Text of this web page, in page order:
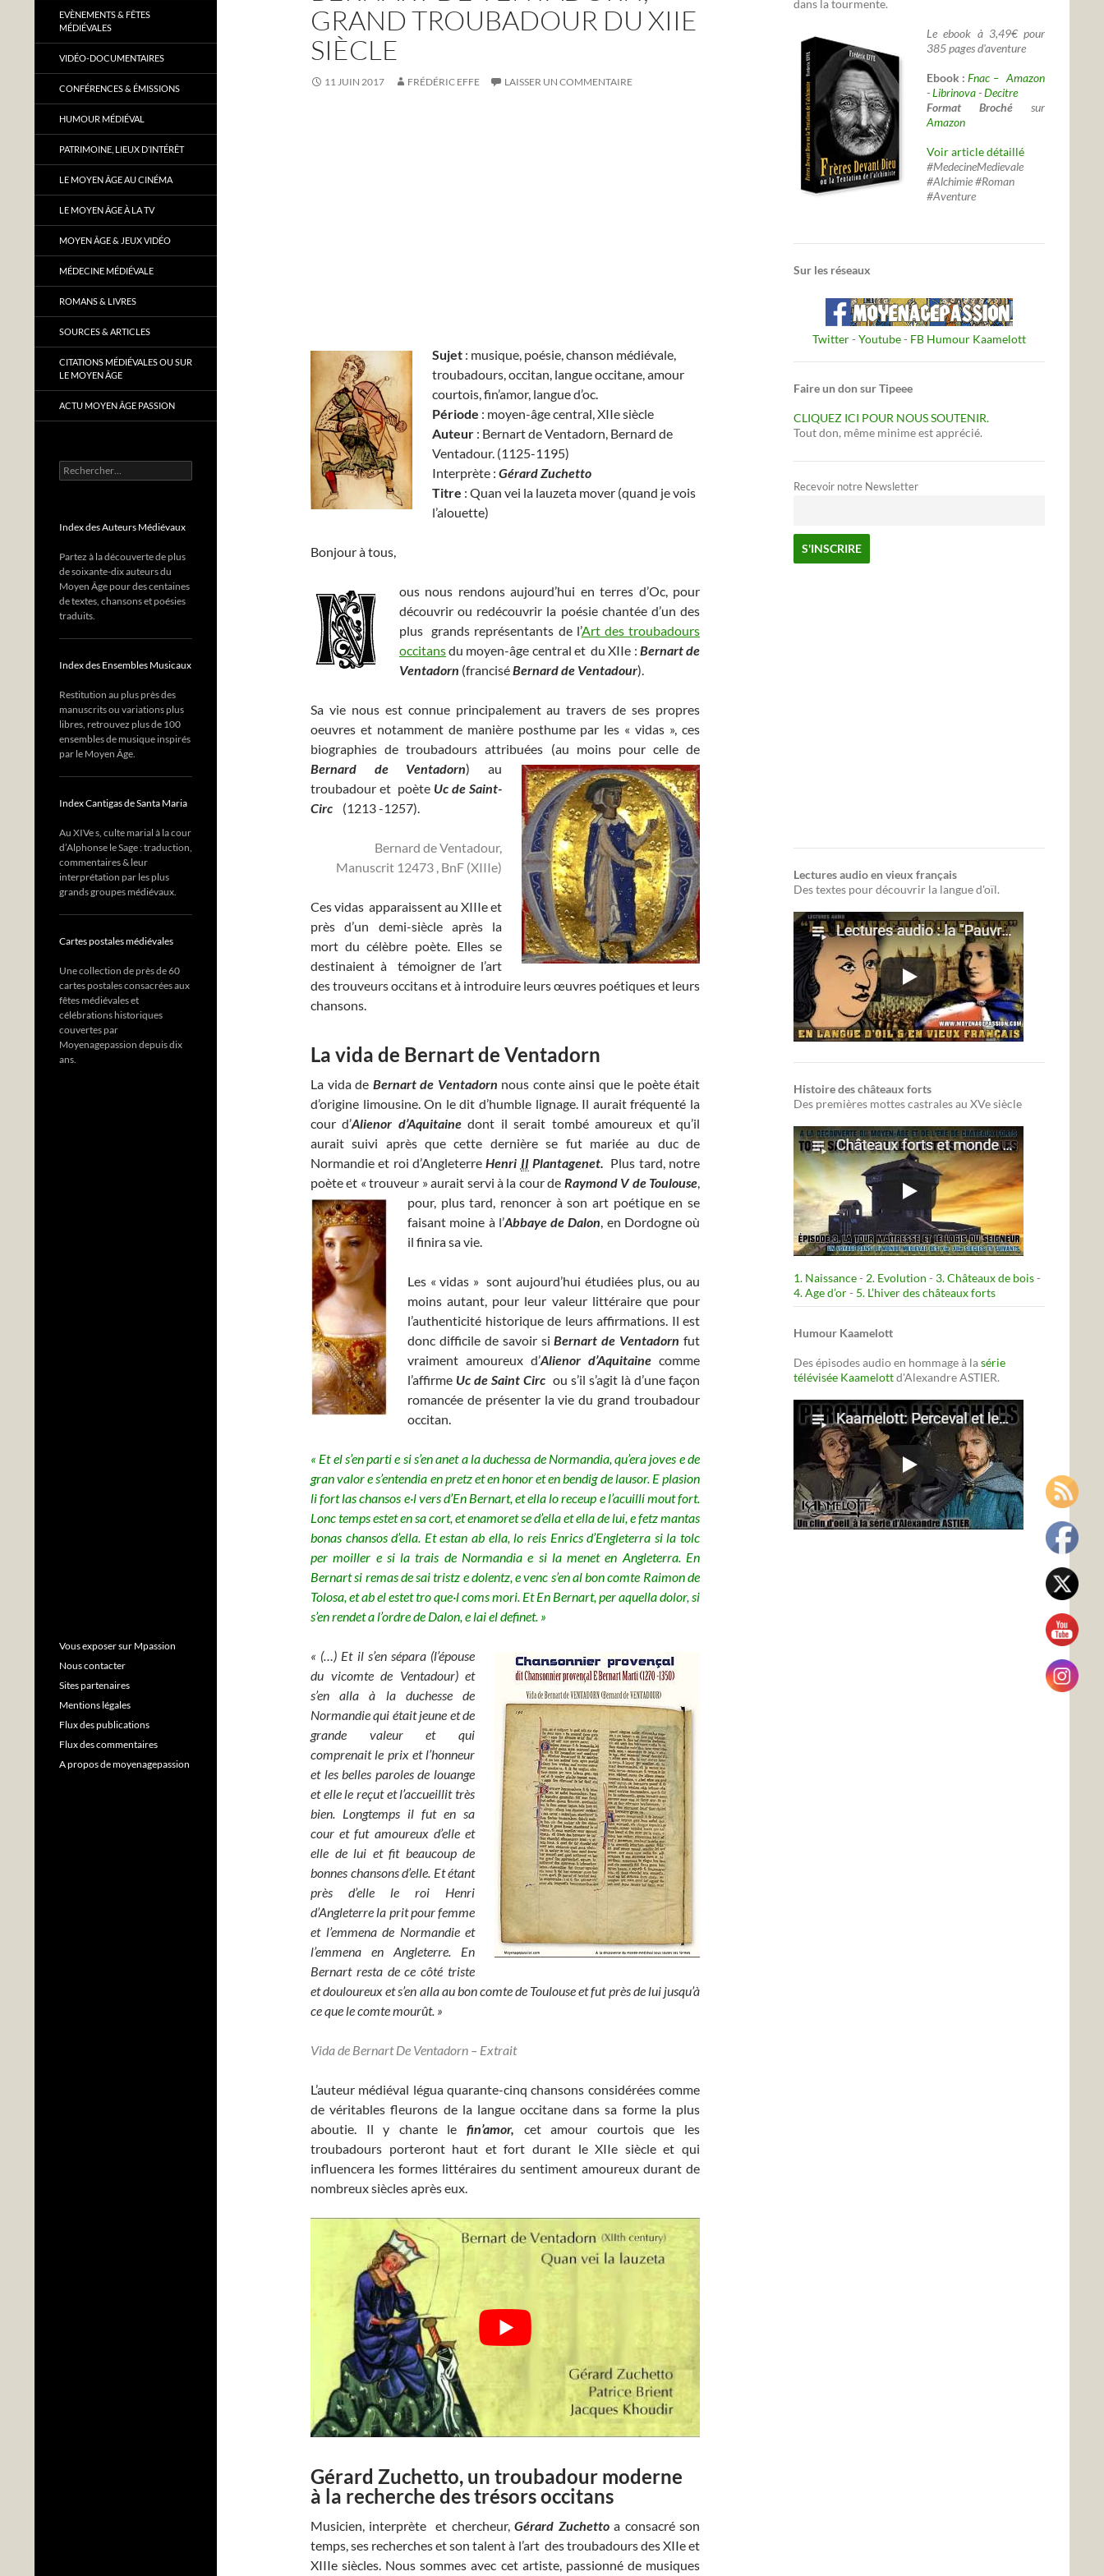
GRAND TROUBADOUR DU XIIE
SIÈCLE
11 JUIN 2017 FRÉDÉRIC EFFE LAISSER UN COMMENTAIRE
Sujet : musique, poésie, chanson médiévale,
troubadours, occitan, langue occitane, amour
courtois, fin’amor, langue d’oc.
Période : moyen-âge central, XIIe siècle
Auteur : Bernart de Ventadorn, Bernard de
Ventadour. (1125-1195)
Interprète : Gérard Zuchetto
Titre : Quan vei la lauzeta mover (quand je vois
l’alouette)
Bonjour à tous,
ous nous rendons aujourd’hui en terres d’Oc, pour
découvrir ou redécouvrir la poésie chantée d’un des
plus grands représentants de l’Art des troubadours
occitansdu moyen-âge central et du XIIe : Bernart de
Ventadorn (franciséBernard de Ventadour).
Sa vie nous est connue principalement au travers de ses propres
oeuvres et notamment de manière posthume par les « vidas », ces
biographies de troubadours attribuées (au moins pour celle de
Bernard de Ventadorn) au
troubadour et poète Uc de Saint-
Circ
(1213 -1257).
Bernard de Ventadour,
Manuscrit 12473 , BnF (XIIIe)
Ces vidas apparaissent au XIIIe et
près d’un demi-siècle après la
mort du célèbre poète. Elles se
destinaient à témoigner de l’art
des trouveurs occitans et à introduire leurs œuvres poétiques et leurs
chansons.
La vida de Bernart de Ventadorn
La vida de Bernart de Ventadorn nous conte ainsi que le poète était
d’origine limousine. On le dit d’humble lignage. Il aurait fréquenté la
cour d’Alienor d’Aquitaine dont il serait tombé amoureux et qu’il
aurait suivi après que cette dernière se fut mariée au duc de
Normandie et roi d’AngleterreHenri IIPlantagenet. Plus tard, notre
poète et « trouveur » aurait servi à la cour de Raymond V de Toulouse,
pour, plus tard, renoncer à son art poétique en se
faisant moine à l’Abbaye de Dalon, en Dordogne où
il finira sa vie.
Les « vidas » sont aujourd’hui étudiées plus, ou au
moins autant, pour leur valeur littéraire que pour
l’authenticité historique de leurs affirmations. Il est
donc difficile de savoir siBernart de Ventadorn fut
vraiment amoureux d’Alienor d’Aquitaine comme
l’affirme Uc de Saint Circ ou s’il s’agit là d’une façon
romancée de présenter la vie du grand troubadour
occitan.
« Et el s’en parti e si s’en anet a la duchessa de Normandia, qu’era joves e de
gran valor e s’entendia en pretz et en honor et en bendig de lausor. E plasion
li fort las chansos e·l vers d’En Bernart, et ella lo receup e l’acuilli mout fort.
Lonc temps estet en sa cort, et enamoret se d’ella et ella de lui, e fetz mantas
bonas chansos d’ella. Et estan ab ella, lo reis Enrics d’Engleterra si la tolc
per moiller e si la trais de Normandia e si la menet en Angleterra. En
Bernart si remas de sai tristz e dolentz, e venc s’en al bon comte Raimon de
Tolosa, et ab el estet tro que·l coms mori. Et En Bernart, per aquella dolor, si
s’en rendet a l’ordre de Dalon, e lai el definet. »
« (…) Et il s’en sépara (l’épouse
du vicomte de Ventadour) et
s’en alla à la duchesse de
Normandie qui était jeune et de
grande valeur et qui
comprenait le prix et l’honneur
et les belles paroles de louange
et elle le reçut et l’accueillit très
bien. Longtemps il fut en sa
cour et fut amoureux d’elle et
elle de lui et fit beaucoup de
bonnes chansons d’elle. Et étant
près d’elle le roi Henri
d’Angleterre la prit pour femme
et l’emmena de Normandie et
l’emmena en Angleterre. En
Bernart resta de ce côté triste
et douloureux et s’en alla au bon comte de Toulouse et fut près de lui jusqu’à
ce que le comte mourût. »
Vida de Bernart De Ventadorn – Extrait
L’auteur médiéval légua quarante-cinq chansons considérées comme
de véritables fleurons de la langue occitane dans sa forme la plus
aboutie. Il y chante le fin’amor, cet amour courtois que les
troubadours porteront haut et fort durant le XIIe siècle et qui
influencera les formes littéraires du sentiment amoureux durant de
nombreux siècles après eux.
Gérard Zuchetto, un troubadour moderne
à la recherche des trésors occitans
Musicien, interprète et chercheur,Gérard Zuchettoa consacré son
temps, ses recherches et son talent à l’art des troubadours des XIIe et
XIIIe siècles. Nous sommes avec cet artiste, passionné de musiques
dans la tourmente.
Le ebook à 3,49€ pour
385 pages d'aventure
Ebook :Fnac – Amazon
-Librinova-Decitre
Format Broché sur
Amazon
Voir article détaillé
#MedecineMedievale
#Alchimie #Roman
#Aventure
Sur les réseaux
Twitter- Youtube- FB Humour Kaamelott
Faire un don sur Tipeee
CLIQUEZ ICI POUR NOUS SOUTENIR.
Tout don, même minime est apprécié.
Recevoir notre Newsletter
Lectures audio en vieux français
Des textes pour découvrir la langue d'oïl.
Histoire des châteaux forts
Des premières mottes castrales au XVe siècle
1. Naissance- 2. Evolution - 3. Châteaux de bois-
4. Age d’or- 5. L’hiver des châteaux forts
Humour Kaamelott
Des épisodes audio en hommage à lasérie
télévisée Kaamelottd'Alexandre ASTIER.
EVÈNEMENTS & FÊTES
MÉDIÉVALES
VIDÉO-DOCUMENTAIRES
CONFÉRENCES & ÉMISSIONS
HUMOUR MÉDIÉVAL
PATRIMOINE, LIEUX D’INTÉRÊT
LE MOYEN ÂGE AU CINÉMA
LE MOYEN ÂGE À LA TV
MOYEN ÂGE & JEUX VIDÉO
MÉDECINE MÉDIÉVALE
ROMANS & LIVRES
SOURCES & ARTICLES
CITATIONS MÉDIÉVALES OU SUR
LE MOYEN ÂGE
ACTU MOYEN ÂGE PASSION
Rechercher :
Index des Auteurs Médiévaux
Partez à la découverte de plus
de soixante-dix auteurs du
Moyen Âge pour des centaines
de textes, chansons et poésies
traduits.
Index des Ensembles Musicaux
Restitution au plus près des
manuscrits ou variations plus
libres, retrouvez plus de 100
ensembles de musique inspirés
par le Moyen Âge.
Index Cantigas de Santa Maria
Au XIVe s, culte marial à la cour
d’Alphonse le Sage : traduction,
commentaires & leur
interprétation par les plus
grands groupes médiévaux.
Cartes postales médiévales
Une collection de près de 60
cartes postales consacrées aux
fêtes médiévales et
célébrations historiques
couvertes par
Moyenagepassion depuis dix
ans.
Vous exposer sur Mpassion
Nous contacter
Sites partenaires
Mentions légales
Flux des publications
Flux des commentaires
A propos de moyenagepassion